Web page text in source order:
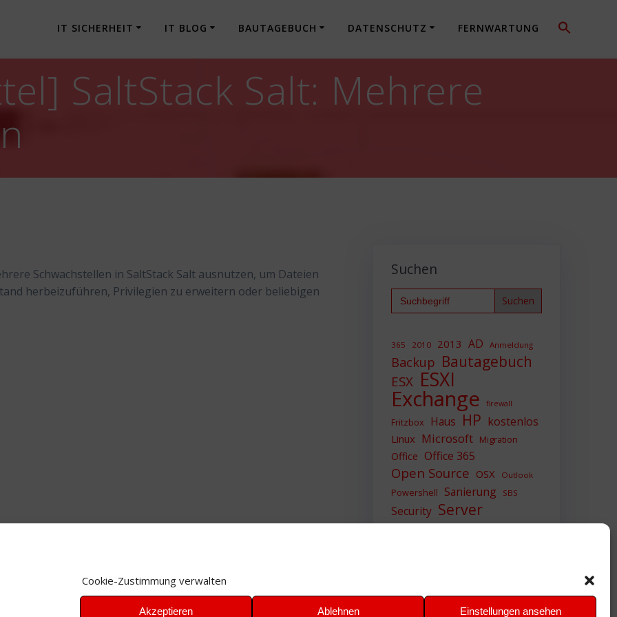
Cookie-Zustimmung verwalten
Akzeptieren Ablehnen Einstellungen ansehen
IT SICHERHEIT IT BLOG BAUTAGEBUCH DATENSCHUTZ FERNWARTUNG
SaltStack Salt: Mehrere
Schwachstellen in SaltStack Salt ausnutzen, um Dateien
herbeizuführen, Privilegien zu erweitern oder beliebigen
Suchen
Search
for:
365 2010 2013 AD Anmeldung
Backup Bautagebuch
ESX ESXI
Exchange firewall
Fritzbox Haus HP kostenlos
Linux Microsoft Migration
Office Office 365
Open Source OSX Outlook
Powershell Sanierung SBS
Security Server
Sicherheit SIEM
VMWare VPN WAZUH